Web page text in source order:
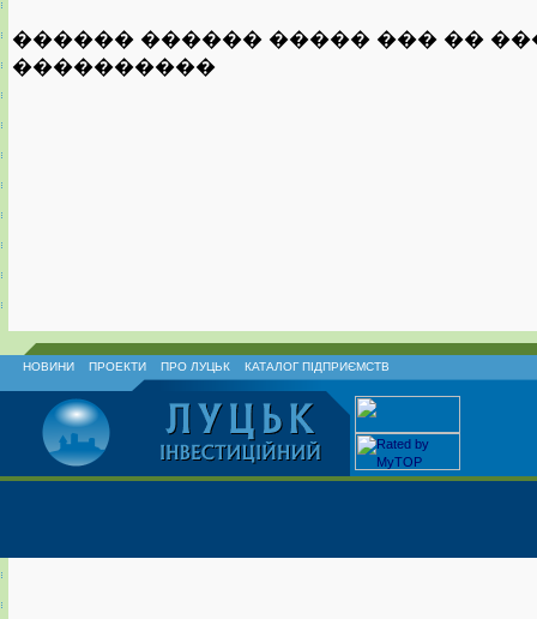
������ ������ ����� ��� ��
����������
НОВИНИ ПРОЕКТИ ПРО ЛУЦЬК КАТАЛОГ ПІДПРИЄМСТВ